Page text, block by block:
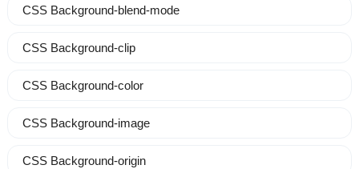
CSS Background-blend-mode
CSS Background-clip
CSS Background-color
CSS Background-image
CSS Background-origin